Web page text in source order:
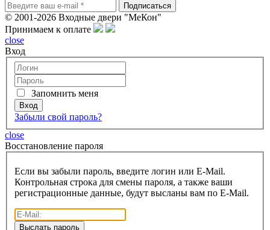
© 2001-2026 Входные двери "МеКон"
Принимаем к оплате
close
Вход
Запомнить меня
Забыли свой пароль?
close
Восcтановление пароля
Если вы забыли пароль, введите логин или E-Mail.
Контрольная строка для смены пароля, а также ваши
регистрационные данные, будут высланы вам по E-Mail.